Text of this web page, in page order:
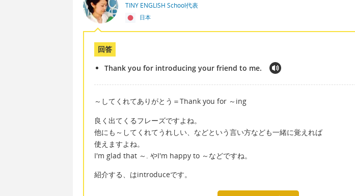
TINY ENGLISH School代表
日本
回答
Thank you for introducing your friend to me.
～してくれてありがとう＝Thank you for ～ing
良く出てくるフレーズですよね。
他にも～してくれてうれしい、などという言い方なども一緒に覚えれば
使えますよね。
I'm glad that ～. やI'm happy to ～などですね。
紹介する、はintroduceです。